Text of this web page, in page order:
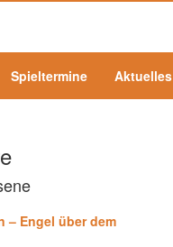
Spieltermine Aktuelles
– Engel über dem